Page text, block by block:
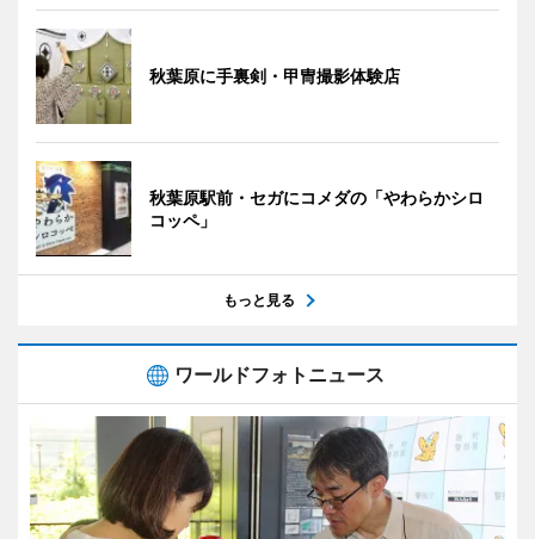
秋葉原に手裏剣・甲冑撮影体験店
秋葉原駅前・セガにコメダの「やわらかシロ
コッペ」
もっと見る
ワールドフォトニュース